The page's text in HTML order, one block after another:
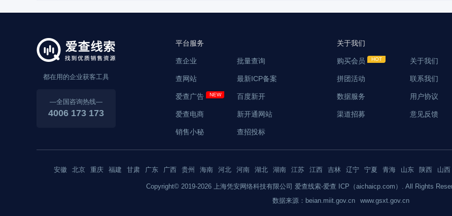
都在用的企业获客工具
—全国咨询热线—
4006 173 173
平台服务
查企业
查网站
爱查广告
爱查电商
销售小秘
批量查询
最新ICP备案
百度新开
新开通网站
查招投标
关于我们
购买会员
拼团活动
数据服务
渠道招募
关于我们
联系我们
用户协议
意见反馈
安徽 北京 重庆 福建 甘肃 广东 广西 贵州 海南 河北 河南 湖北 湖南 江苏 江西 吉林 辽宁 宁夏 青海 山东 陕西 山西
Copyright© 2019-2026 上海凭安网络科技有限公司 爱查线索-爱查 ICP（aichaicp.com）. All Rights
数据来源： beian.miit.gov.cn www.gsxt.gov.cn